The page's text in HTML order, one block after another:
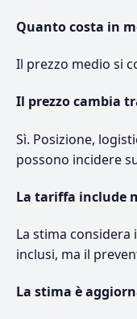
Quanto costa in
Il prezzo medio si
Il prezzo cambia
Sì. Posizione,
possono incidere
La tariffa include
La stima
inclusi, ma il
La stima è